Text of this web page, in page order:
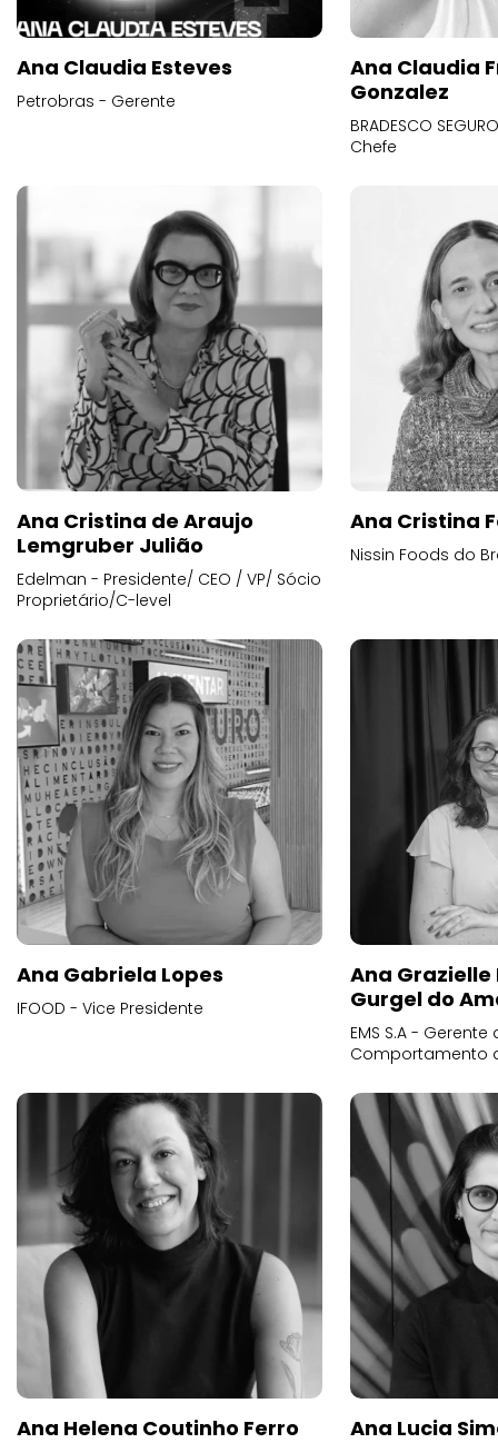
Ana Claudia Esteves
Petrobras - Gerente
Ana Claudia
Gonzalez
BRADESCO
Chefe
Ana Cristina de Araujo
Lemgruber Julião
Edelman - Presidente/ CEO / VP/ Sócio
Proprietário/C-level
Ana Cristina
Nissin Foods do
Ana Gabriela Lopes
IFOOD - Vice Presidente
Ana
Gurgel do
EMS S.A -
Comportamento
Ana Helena Coutinho Ferro Ana Lucia